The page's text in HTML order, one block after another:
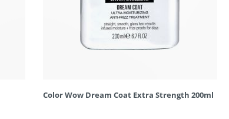
Color Wow Dream Coat Extra Strength 200ml